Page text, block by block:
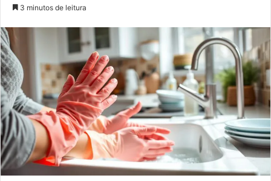
3 minutos de leitura